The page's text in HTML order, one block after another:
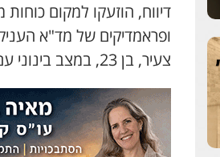
דיווח, הוזעקו למקום
ופראמדיקים של מד"א
צעיר, בן 23, במצב בינוני עם פציעה חודרת.